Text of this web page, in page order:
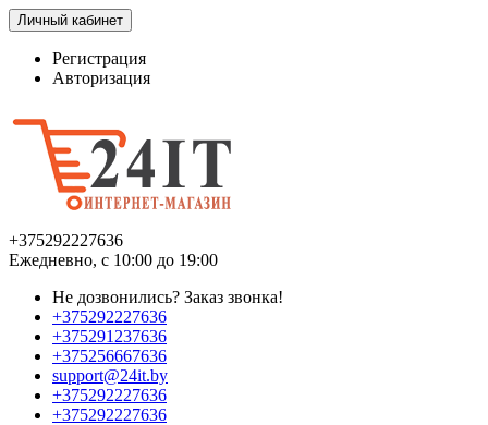
Личный кабинет
Регистрация
Авторизация
+375292227636
Ежедневно, с 10:00 до 19:00
Не дозвонились? Заказ звонка!
+375292227636
+375291237636
+375256667636
support@24it.by
+375292227636
+375292227636